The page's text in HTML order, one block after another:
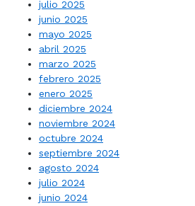
julio 2025
junio 2025
mayo 2025
abril 2025
marzo 2025
febrero 2025
enero 2025
diciembre 2024
noviembre 2024
octubre 2024
septiembre 2024
agosto 2024
julio 2024
junio 2024